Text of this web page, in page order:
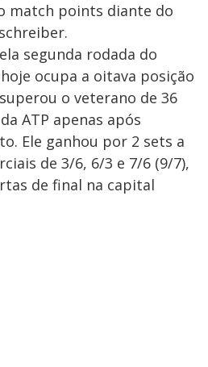
match points diante do
segunda rodada do
ocupa a oitava posição
o veterano de 36
ATP apenas após
Ele ganhou por 2 sets a
de 3/6, 6/3 e 7/6 (9/7),
de final na capital